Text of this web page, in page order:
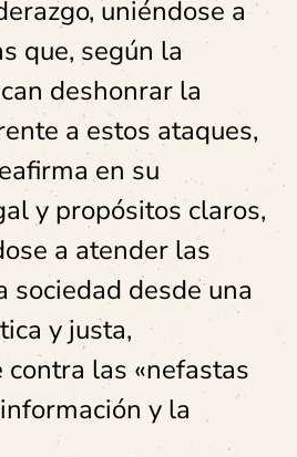
uniéndose a
que, según la
deshonrar la
a estos ataques,
en su
y propósitos claros,
a atender las
sociedad desde una
y justa,
las «nefastas
y la